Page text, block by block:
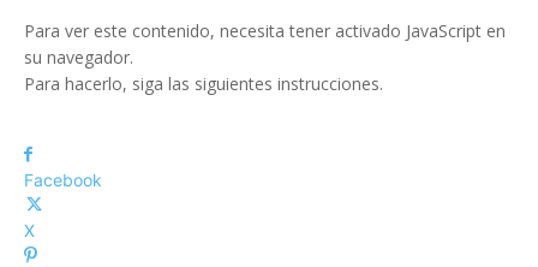
Para ver este contenido, necesita tener activado JavaScript en
su navegador.
Para hacerlo, siga las siguientes instrucciones.
Facebook
X